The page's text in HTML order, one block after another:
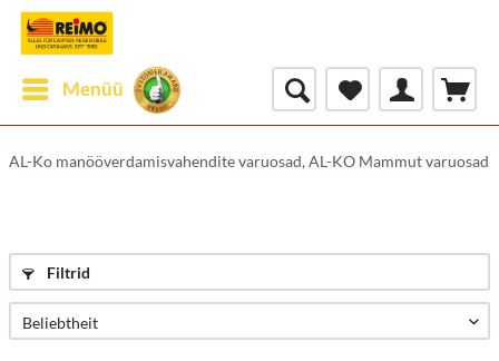
Menüü
AL-Ko manööverdamisvahendite varuosad, AL-KO Mammut varuosad
Filtrid